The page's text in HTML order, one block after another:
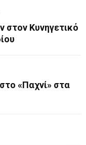
Κυνηγετικό
«Παχνί» στα